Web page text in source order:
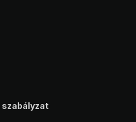
szabályzat